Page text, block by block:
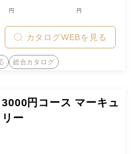
円 円
カタログWEBを見る
総合カタログ
3000円コース マーキュ
リー